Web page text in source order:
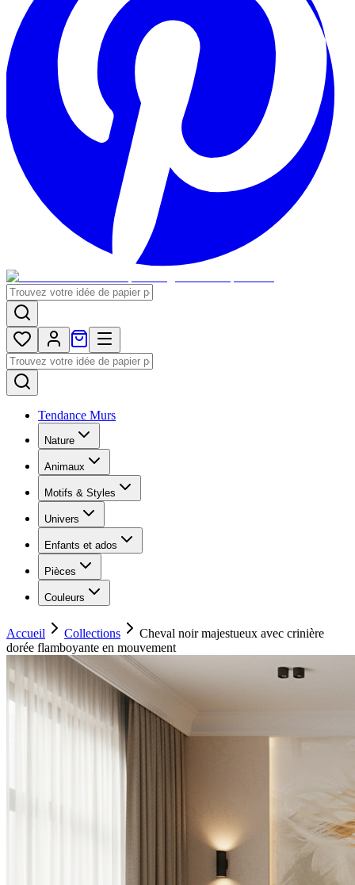
Tendance Murs
Nature
Animaux
Motifs & Styles
Univers
Enfants et ados
Pièces
Couleurs
Accueil Collections
Cheval noir majestueux avec crinière
dorée flamboyante en mouvement